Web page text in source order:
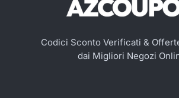
Codici Sconto Verificati &
dai Migliori Negozi